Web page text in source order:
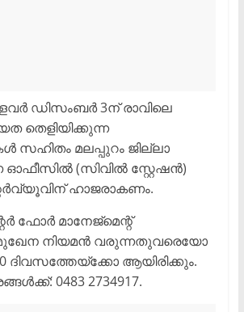
ഡിസംബര്‍ 3ന് രാവിലെ
തെളിയിക്കുന്ന
സഹിതം മലപ്പുറം ജില്ലാ
(സിവില്‍ സ്റ്റേഷന്‍)
ഹാജരാകണം.
ഫോര്‍ മാനേജ്‌മെന്റ്
നിയമന്‍ വരുന്നതുവരെയോ
ദിവസത്തേയ്‌ക്കോ ആയിരിക്കും.
0483 2734917.